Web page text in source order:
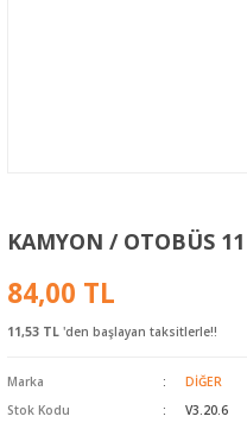
KAMYON / OTOBÜS
84,00 TL
11,53 TL 'den başlayan taksitlerle!!
Marka
DİĞER
Stok Kodu
V3.20.6